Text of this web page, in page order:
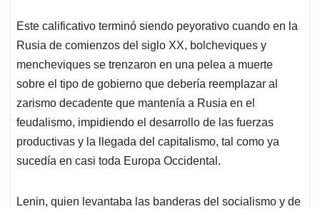
Este calificativo terminó siendo peyorativo cuando en la
Rusia de comienzos del siglo XX, bolcheviques y
mencheviques se trenzaron en una pelea a muerte
sobre el tipo de gobierno que debería reemplazar al
zarismo decadente que mantenía a Rusia en el
feudalismo, impidiendo el desarrollo de las fuerzas
productivas y la llegada del capitalismo, tal como ya
sucedía en casi toda Europa Occidental.
Lenin, quien levantaba las banderas del socialismo y de